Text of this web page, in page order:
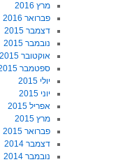
מרץ 2016
פברואר 2016
דצמבר 2015
נובמבר 2015
אוקטובר 2015
ספטמבר 2015
יולי 2015
יוני 2015
אפריל 2015
מרץ 2015
פברואר 2015
דצמבר 2014
נובמבר 2014